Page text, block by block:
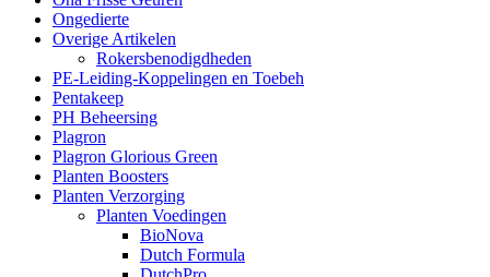
Ongedierte
Overige Artikelen
Rokersbenodigdheden
PE-Leiding-Koppelingen en Toebeh
Pentakeep
PH Beheersing
Plagron
Plagron Glorious Green
Planten Boosters
Planten Verzorging
Planten Voedingen
BioNova
Dutch Formula